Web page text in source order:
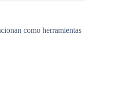
como herramientas